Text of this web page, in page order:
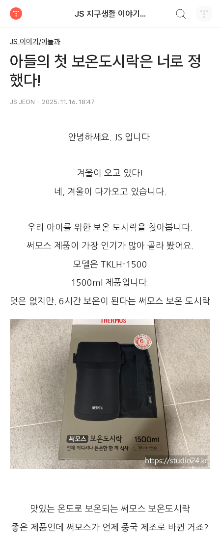
JS 지구생활 이야기...
JS 이야기/아들과
아들의 첫 보온도시락은 너로 정
했다!
JS JEON 2025. 11. 16. 18:47
안녕하세요. JS 입니다.
겨울이 오고 있다!
네, 겨울이 다가오고 있습니다.
우리 아이를 위한 보온 도시락을 찾아봅니다.
써모스 제품이 가장 인기가 많아 골라 봤어요.
모델은 TKLH-1500
1500ml 제품입니다.
멋은 없지만, 6시간 보온이 된다는 써모스 보온 도시락
맛있는 온도로 보온되는 써모스 보온도시락
좋은 제품인데 써모스가 언제 중국 제조로 바뀐 거죠?